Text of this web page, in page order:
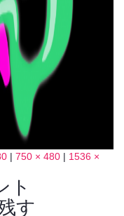
| 750 × 480 | 1536 ×
ト
す